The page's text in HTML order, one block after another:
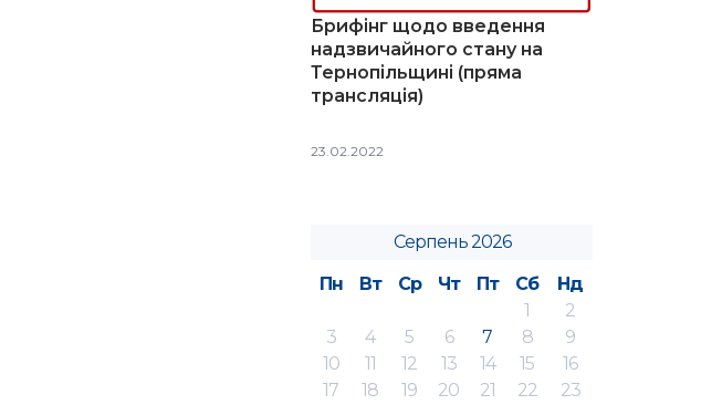
Брифінг щодо введення
надзвичайного стану на
Тернопільщині (пряма
трансляція)
23.02.2022
Серпень 2026
Пн
Вт Ср Чт Пт Сб
Нд
1
2
3
4 5 6 7 8
9
10
11 12 13 14 15
16
17
18 19 20 21 22
23